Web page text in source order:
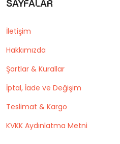
Sayfalar
İletişim
Hakkımızda
Şartlar & Kurallar
İptal, İade ve Değişim
Teslimat & Kargo
KVKK Aydınlatma Metni